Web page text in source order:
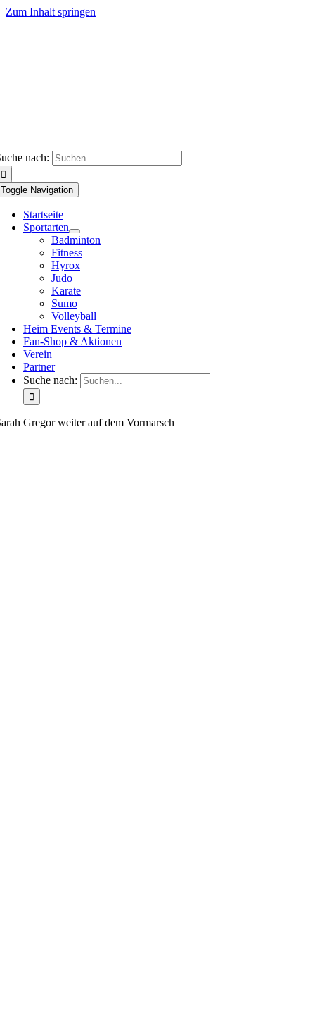
Zum Inhalt springen
nach:
Toggle Navigation
Startseite
Sportarten
Badminton
Fitness
Hyrox
Judo
Karate
Sumo
Volleyball
Heim Events & Termine
Fan-Shop & Aktionen
Verein
Partner
Suche nach:
Gregor weiter auf dem Vormarsch